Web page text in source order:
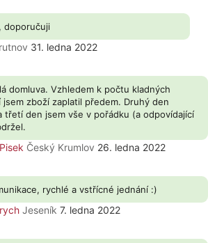
doporučuji
31. ledna 2022
domluva. Vzhledem k počtu kladných
jsem zboží zaplatil předem. Druhý den
třetí den jsem vše v pořádku (a odpovídající
Český Krumlov 26. ledna 2022
rychlé a vstřícné jednání :)
Jeseník 7. ledna 2022